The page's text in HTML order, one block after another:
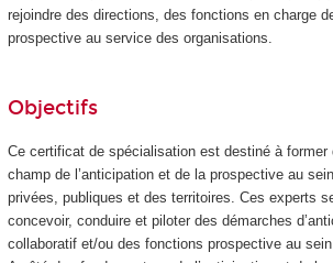
rejoindre des directions, des fonctions en charge
prospective au service des organisations.
Objectifs
Ce certificat de spécialisationest destiné à former
champ de l’anticipation et de la prospective au
privées, publiques et des territoires. Ces experts
concevoir, conduire et piloter des démarches
collaboratif et/ou des fonctions prospective au